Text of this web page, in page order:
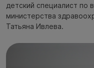
детский специалист по
министерства
Татьяна Ивлева.